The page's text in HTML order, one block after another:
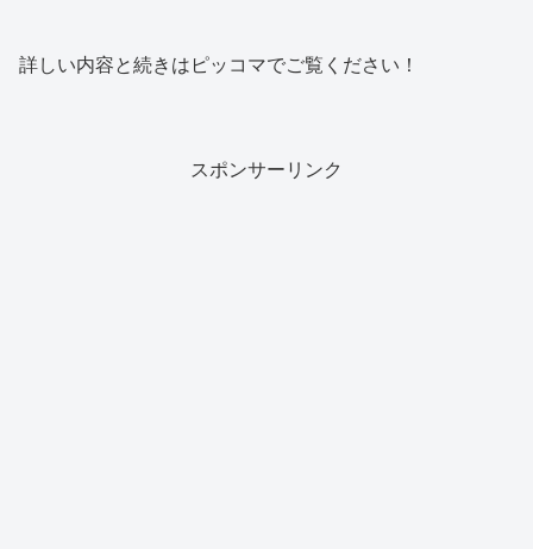
詳しい内容と続きはピッコマでご覧ください！
スポンサーリンク